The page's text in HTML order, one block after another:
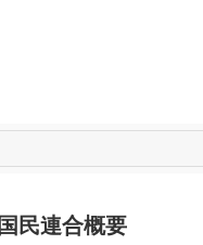
国民連合概要